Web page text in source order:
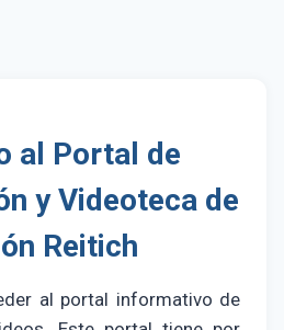
al Portal de
y Videoteca de
Reitich
al portal informativo de